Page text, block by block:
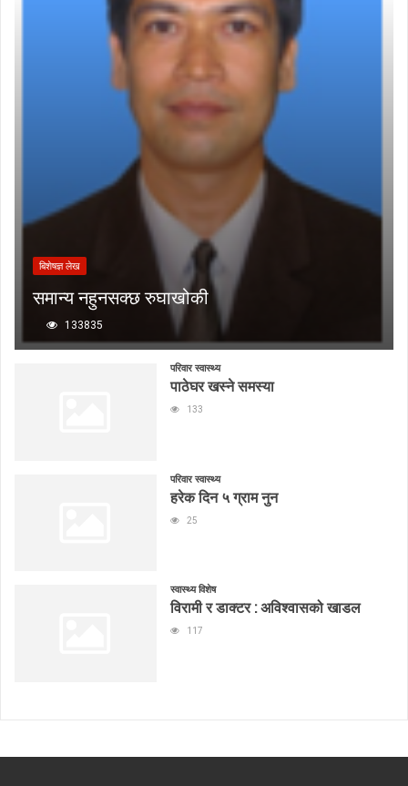
बिशेषज्ञ लेख
समान्य नहुनसक्छ रुघाखोकी
133835
परिवार स्वास्थ्य
पाठेघर खस्ने समस्या
133
परिवार स्वास्थ्य
हरेक दिन ५ ग्राम नुन
25
स्वास्थ्य विशेष
विरामी र डाक्टर : अविश्वासको खाडल
117